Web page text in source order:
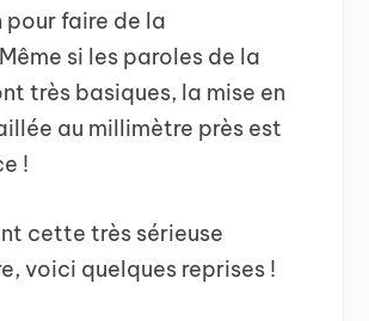
pour faire de la
si les paroles de la
très basiques, la mise en
au millimètre près est
!
cette très sérieuse
voici quelques reprises !